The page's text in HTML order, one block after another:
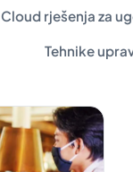
Cloud rješenja za
Tehnike